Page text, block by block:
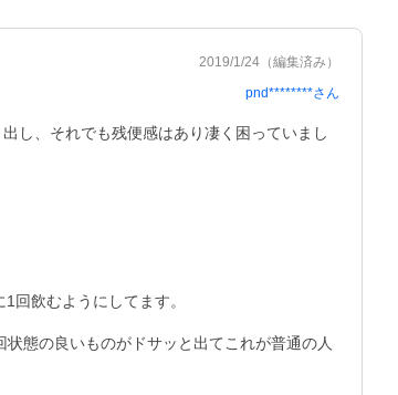
2019/1/24 （編集済み）
pnd********さん
し、それでも残便感はあり凄く困っていまし
回飲むようにしてます。
態の良いものがドサッと出てこれが普通の人